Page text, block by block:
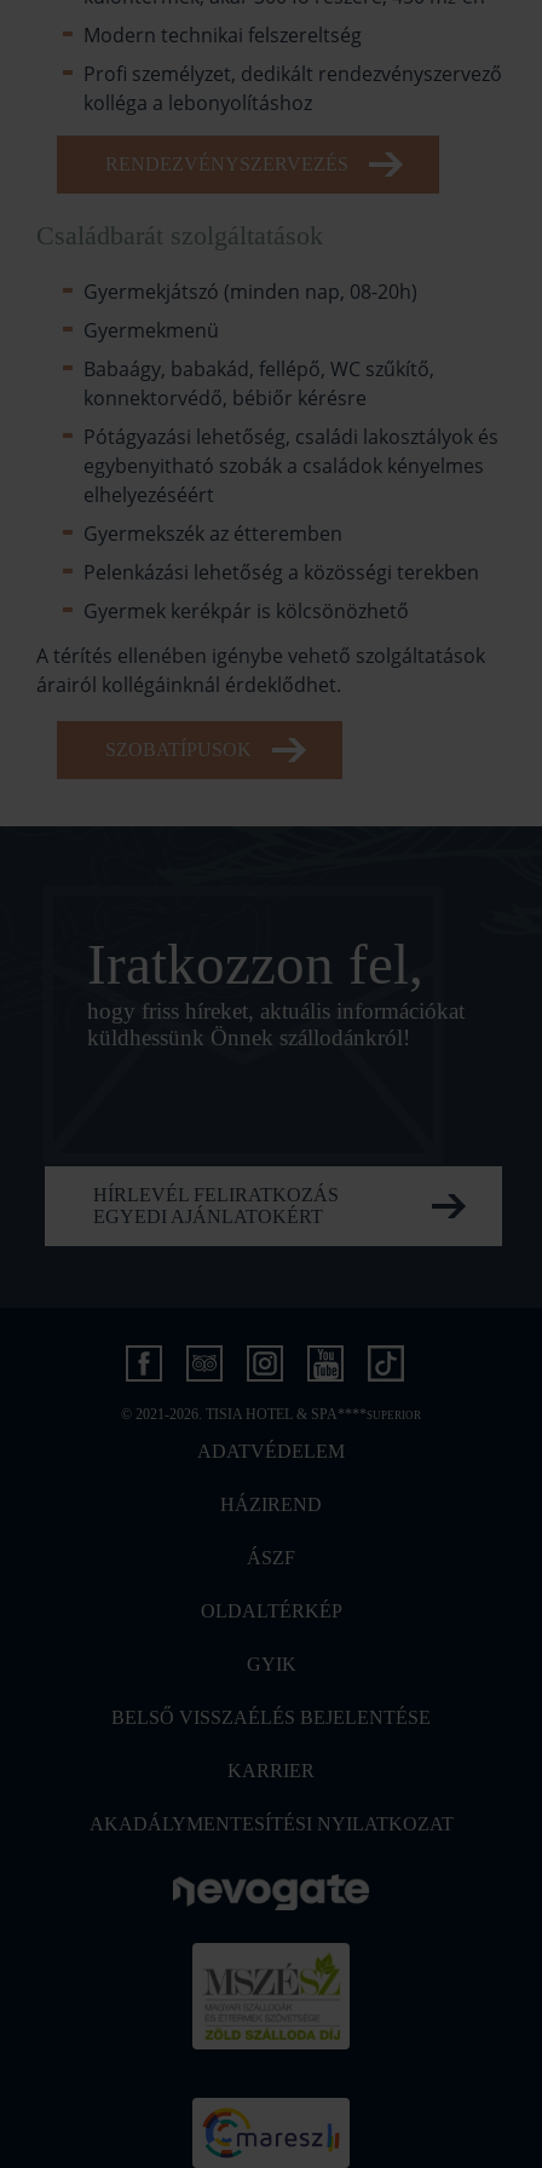
Modern technikai felszereltség
Profi személyzet, dedikált rendezvényszervező
kolléga a lebonyolításhoz
RENDEZVÉNYSZERVEZÉS
Családbarát szolgáltatások
Gyermekjátszó (minden nap, 08-20h)
Gyermekmenü
Babaágy, babakád, fellépő, WC szűkítő,
konnektorvédő, bébiőr kérésre
Pótágyazási lehetőség, családi lakosztályok és
egybenyitható szobák a családok kényelmes
elhelyezéséért
Gyermekszék az étteremben
Pelenkázási lehetőség a közösségi terekben
Gyermek kerékpár is kölcsönözhető
A térítés ellenében igénybe vehető szolgáltatások
árairól kollégáinknál érdeklődhet.
SZOBATÍPUSOK
Iratkozzon fel,
hogy friss híreket, aktuális információkat
küldhessünk Önnek szállodánkról!
HÍRLEVÉL FELIRATKOZÁS
EGYEDI AJÁNLATOKÉRT
© 2021-2026. TISIA HOTEL & SPA**** SUPERIOR
ADATVÉDELEM
HÁZIREND
ÁSZF
OLDALTÉRKÉP
GYIK
BELSŐ VISSZAÉLÉS BEJELENTÉSE
KARRIER
AKADÁLYMENTESÍTÉSI NYILATKOZAT